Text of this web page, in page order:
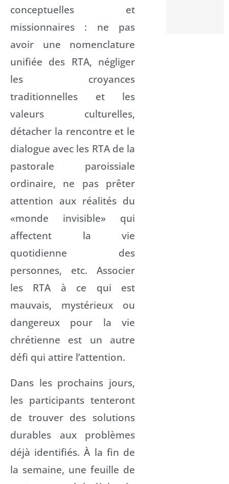
conceptuelles et
missionnaires : ne pas
avoir une nomenclature
unifiée des RTA, négliger
les croyances
traditionnelles et les
valeurs culturelles,
détacher la rencontre et le
dialogue avec les RTA de la
pastorale paroissiale
ordinaire, ne pas prêter
attention aux réalités du
«monde invisible» qui
affectent la vie
quotidienne des
personnes, etc. Associer
les RTA à ce qui est
mauvais, mystérieux ou
dangereux pour la vie
chrétienne est un autre
défi qui attire l’attention.
Dans les prochains jours,
les participants tenteront
de trouver des solutions
durables aux problèmes
déjà identifiés. À la fin de
la semaine, une feuille de